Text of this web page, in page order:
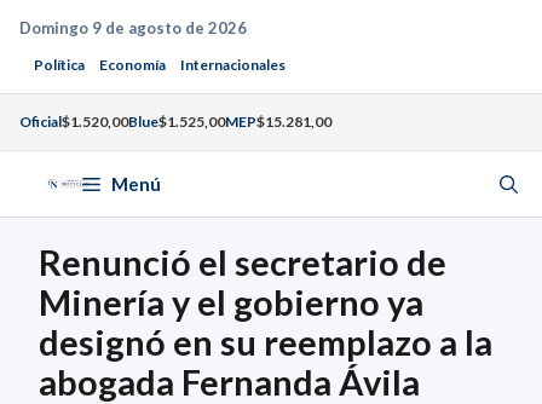
Saltar
contenido
Domingo 9 de agosto de 2026
Política Economía Internacionales
Oficial$1.520,00Blue$1.525,00MEP$15.281,00
Menú
Renunció el secretario de
Minería y el gobierno ya
designó en su reemplazo a la
abogada Fernanda Ávila